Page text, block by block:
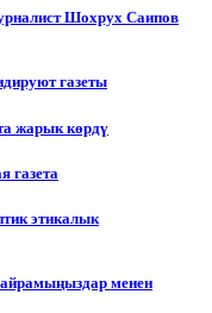
Шохрух Саипов
газеты
жарык көрдү
газета
этикалык
менен